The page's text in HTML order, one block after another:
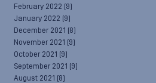
February 2022 (9)
January 2022 (9)
December 2021 (8)
November 2021 (9)
October 2021 (9)
September 2021 (9)
August 2021 (8)